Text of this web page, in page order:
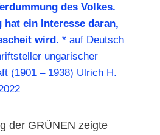
des Volkes.
hat ein Interesse daran,
wird. * auf Deutsch
ungarischer
(1901 – 1938) Ulrich H.
der GRÜNEN zeigte